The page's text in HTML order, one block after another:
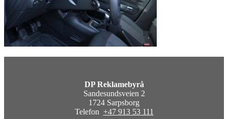
DP Reklamebyrå
Sandesundsveien 2
1724 Sarpsborg
Telefon +47 913 53 111